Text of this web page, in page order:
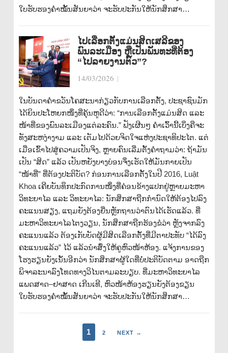
ໃບຮັບຮອງຄຳໝັ້ນສັນຍາວ່າ ຈະຮັບປະກັນໃຫ້ນັກສຶກສາ…
ໄປເລືອກຕັ້ງແມ່ນສິດເສລີຂອງ
ພົນລະເມືອງ ຫຼືເປັນພັນທະທີ່ຕ້ອງ
“ໄປລາຍງານຕົວ”?
14/03/2026 |
ໃນບັນດາຄຳຂວັນໂຄສະນາກ່ຽວກັບການເລືອກຕັ້ງ, ປະຊາຊົນມັກ
ໄດ້ຍິນປະໂຫຍກໜຶ່ງທີ່ຄຸ້ນຫູດີວ່າ: “ການເລືອກຕັ້ງແມ່ນສິດ ແລະ
ໜ້າທີ່ຂອງພົນລະເມືອງແຕ່ລະຄົນ.” ຟັງເຜີນໆ ຄຳເວົ້ານີ້ເບິ່ງຄືຈະ
ທັງສະຫງ່າງາມ ແລະ ເຕັມໄປດ້ວຍຈິດໃຈແຫ່ງປະຊາທິປະໄຕ. ແຕ່
ເມື່ອເຂົ້າໄປສູ່ຄວາມເປັນຈິງ, ຫຼາຍຄົນເລີ່ມຕັ້ງຄຳຖາມວ່າ: ຖ້າມັນ
ເປັນ “ສິດ” ແລ້ວ ເປັນຫຍັງບາງບ່ອນຈຶ່ງເຮັດໃຫ້ມັນກາຍເປັນ
“ໜ້າທີ່” ທີ່ຕ້ອງປະຕິບັດ? ກ່ອນການເລືອກຕັ້ງໃນປີ 2016, Luật
Khoa ເຄີຍບັນທຶກປະກົດການໜຶ່ງທີ່ຄ່ອນຂ້າງແປກຢູ່ຫຼາຍມະຫາ
ວິທະຍາໄລ ແລະ ວິທະຍາໄລ: ນັກສຶກສາຖືກກຳນົດໃຫ້ຕ້ອງໄປລົງ
ຄະແນນສຽງ, ແຖມຍັງຕ້ອງຍື່ນຫຼັກຖານວ່າຕົນໄດ້ເຮັດແລ້ວ. ທີ່
ມະຫາວິທະຍາໄລໄຕງວຽນ, ນັກສຶກສາຖືກຮ້ອງຂໍວ່າ ຫຼັງຈາກລົງ
ຄະແນນແລ້ວ ຕ້ອງເກັບບັດຜູ້ມີສິດເລືອກຕັ້ງທີ່ມີຕາປະທັບ “ໄດ້ລົງ
ຄະແນນແລ້ວ” ໄວ້ ແລ້ວນຳສົ່ງໃຫ້ຄູຫົວໜ້າຫ້ອງ. ແຈ້ງການຂອງ
ໂຮງຮຽນຍັງເນັ້ນອີກວ່າ ນັກສຶກສາຜູ້ໃດທີ່ບໍ່ປະຕິບັດຕາມ ອາດຖືກ
ພິຈາລະນາລົງໂທດທາງວິໄນຕາມລະບຽບ. ທີ່ມະຫາວິທະຍາໄລ
ແພດສາດ–ຢາສາດ ເກີນເທີ, ຫົວໜ້າຫ້ອງຮຽນຍັງຕ້ອງຂຽນ
ໃບຮັບຮອງຄຳໝັ້ນສັນຍາວ່າ ຈະຮັບປະກັນໃຫ້ນັກສຶກສາ…
1 2 NEXT →